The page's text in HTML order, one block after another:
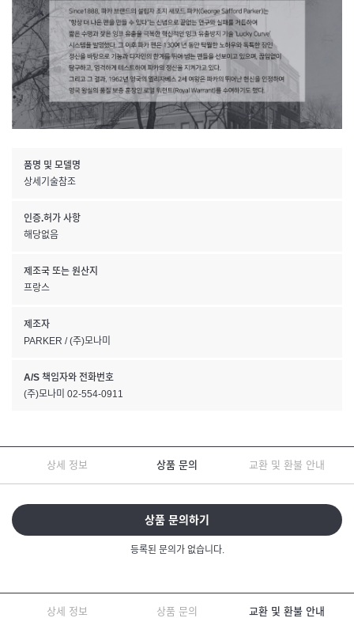
품명 및 모델명
상세기술참조
인증.허가 사항
해당없음
제조국 또는 원산지
프랑스
제조자
PARKER / (주)모나미
A/S 책임자와 전화번호
(주)모나미 02-554-0911
상세 정보 상품 문의 교환 및 환불 안내
상품 문의하기
등록된 문의가 없습니다.
상세 정보 상품 문의 교환 및 환불 안내